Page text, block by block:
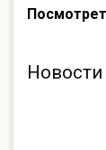
Новости